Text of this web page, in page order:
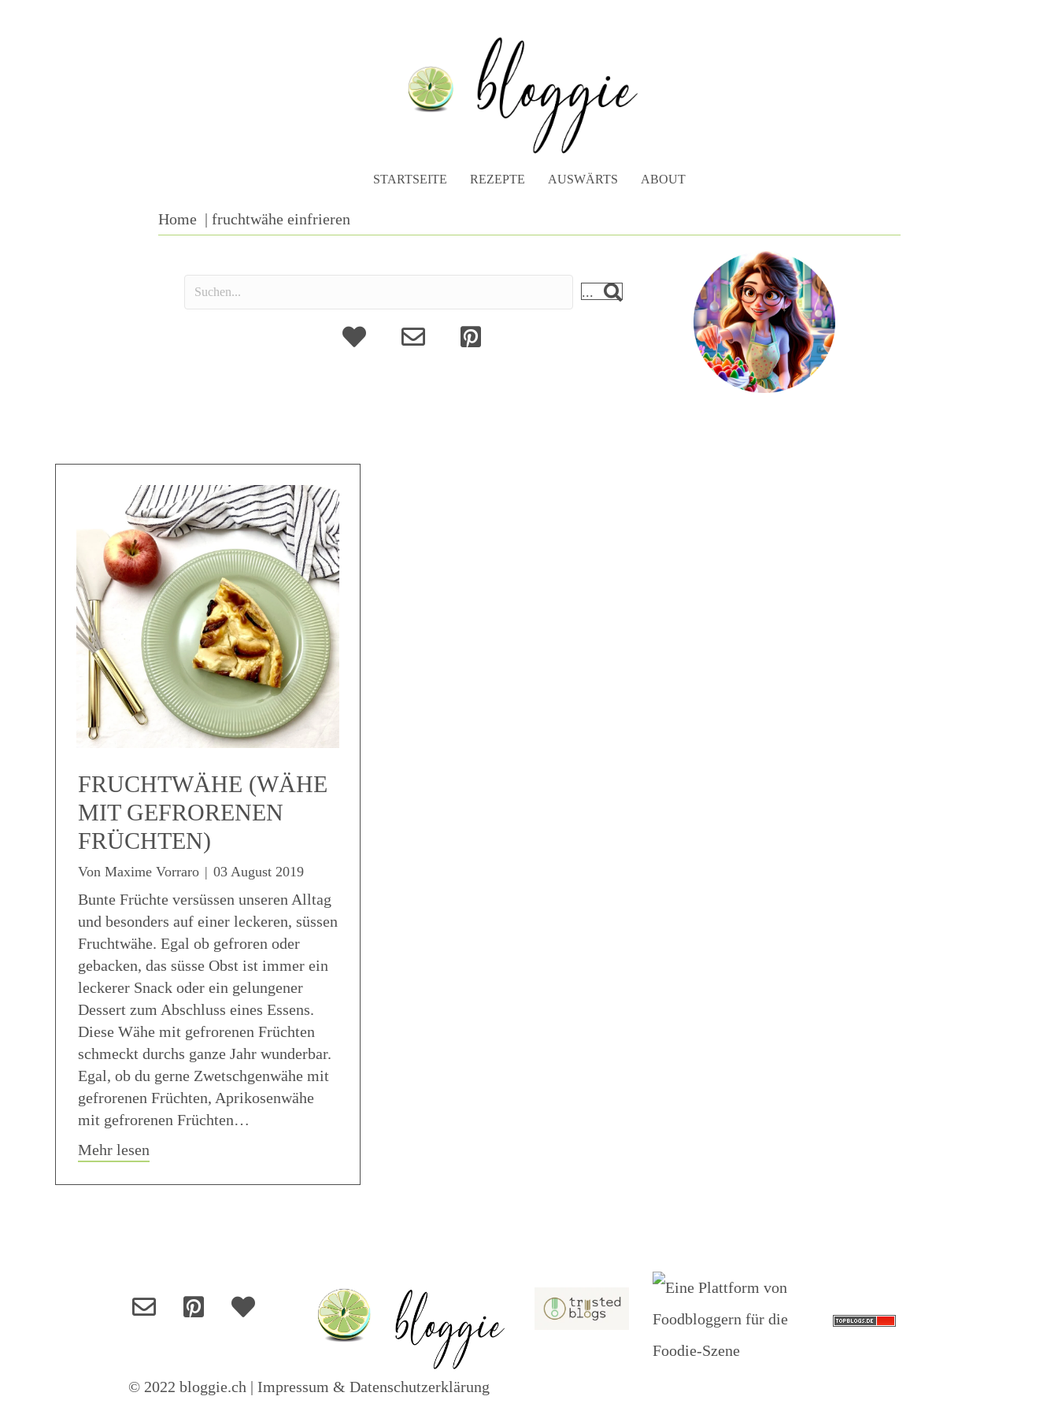
STARTSEITE REZEPTE AUSWÄRTS ABOUT
Home fruchtwähe einfrieren
...
About Kontakt
FRUCHTWÄHE (WÄHE
MIT GEFRORENEN
FRÜCHTEN)
Von Maxime Vorraro | 03 August 2019
Bunte Früchte versüssen unseren Alltag
und besonders auf einer leckeren, süssen
Fruchtwähe. Egal ob gefroren oder
gebacken, das süsse Obst ist immer ein
leckerer Snack oder ein gelungener
Dessert zum Abschluss eines Essens.
Diese Wähe mit gefrorenen Früchten
schmeckt durchs ganze Jahr wunderbar.
Egal, ob du gerne Zwetschgenwähe mit
gefrorenen Früchten, Aprikosenwähe
mit gefrorenen Früchten…
Mehr lesen
© 2022 bloggie.ch | Impressum & Datenschutzerklärung